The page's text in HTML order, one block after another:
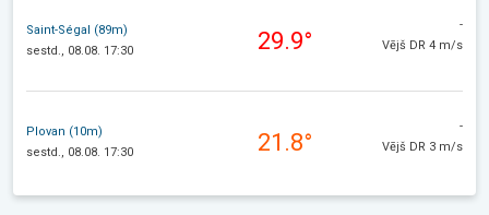
Saint-Ségal (89m)
sestd., 08.08. 17:30
29.9°
-
Vējš DR 4 m/s
Plovan (10m)
sestd., 08.08. 17:30
21.8°
-
Vējš DR 3 m/s